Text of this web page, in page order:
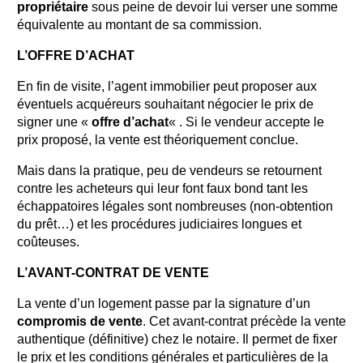
propriétaire sous peine de devoir lui verser une somme
équivalente au montant de sa commission.
L’OFFRE D’ACHAT
En fin de visite, l’agent immobilier peut proposer aux
éventuels acquéreurs souhaitant négocier le prix de
signer une « offre d’achat« . Si le vendeur accepte le
prix proposé, la vente est théoriquement conclue.
Mais dans la pratique, peu de vendeurs se retournent
contre les acheteurs qui leur font faux bond tant les
échappatoires légales sont nombreuses (non-obtention
du prêt…) et les procédures judiciaires longues et
coûteuses.
L’AVANT-CONTRAT DE VENTE
La vente d’un logement passe par la signature d’un
compromis de vente. Cet avant-contrat précède la vente
authentique (définitive) chez le notaire. Il permet de fixer
le prix et les conditions générales et particulières de la